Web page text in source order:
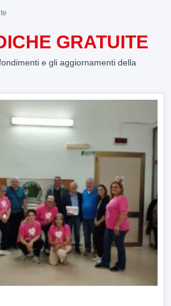
scarico
GRATUITE
e gli aggiornamenti della